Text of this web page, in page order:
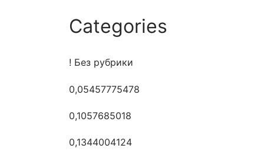
Categories
! Без рубрики
0,05457775478
0,1057685018
0,1344004124